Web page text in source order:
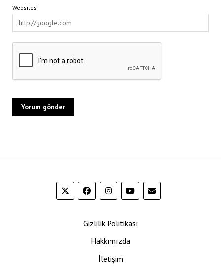
Websitesi
Gizlilik Politikası
Hakkımızda
İletişim